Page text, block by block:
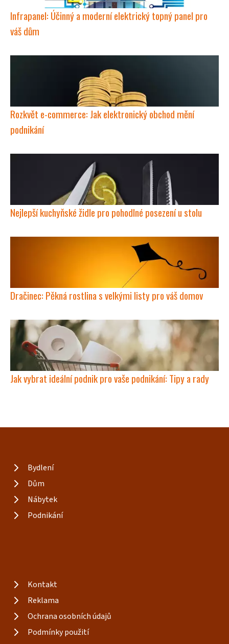
Infrapanel: Účinný a moderní elektrický topný panel pro
váš dům
Rozkvět e-commerce: Jak elektronický obchod mění
podnikání
Nejlepší kuchyňské židle pro pohodlné posezení u stolu
Dračinec: Pěkná rostlina s velkými listy pro váš domov
Jak vybrat ideální podnik pro vaše podnikání: Tipy a rady
Bydlení
Dům
Nábytek
Podnikání
Kontakt
Reklama
Ochrana osobních údajů
Podmínky použití